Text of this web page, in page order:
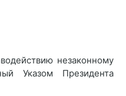
незаконному
Указом Президента